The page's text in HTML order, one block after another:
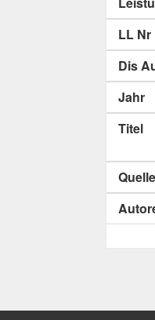
LL Nr
Dis
Jahr
Titel
Quelle